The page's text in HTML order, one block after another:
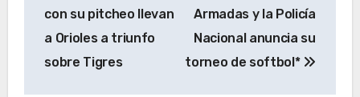
entradas
con su pitcheo llevan
a Orioles a triunfo
sobre Tigres
Armadas y la Policía
Nacional anuncia su
torneo de softbol*